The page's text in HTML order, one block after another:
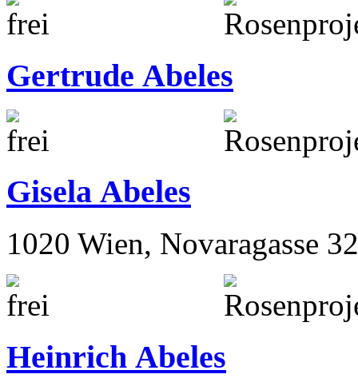
Gertrude Abeles
Gisela Abeles
1020 Wien, Novaragasse
Heinrich Abeles